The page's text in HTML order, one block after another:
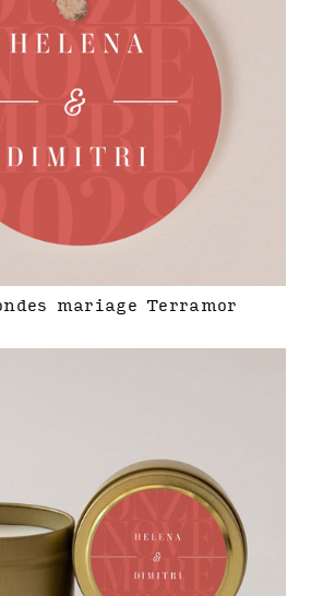
mariage Terramor